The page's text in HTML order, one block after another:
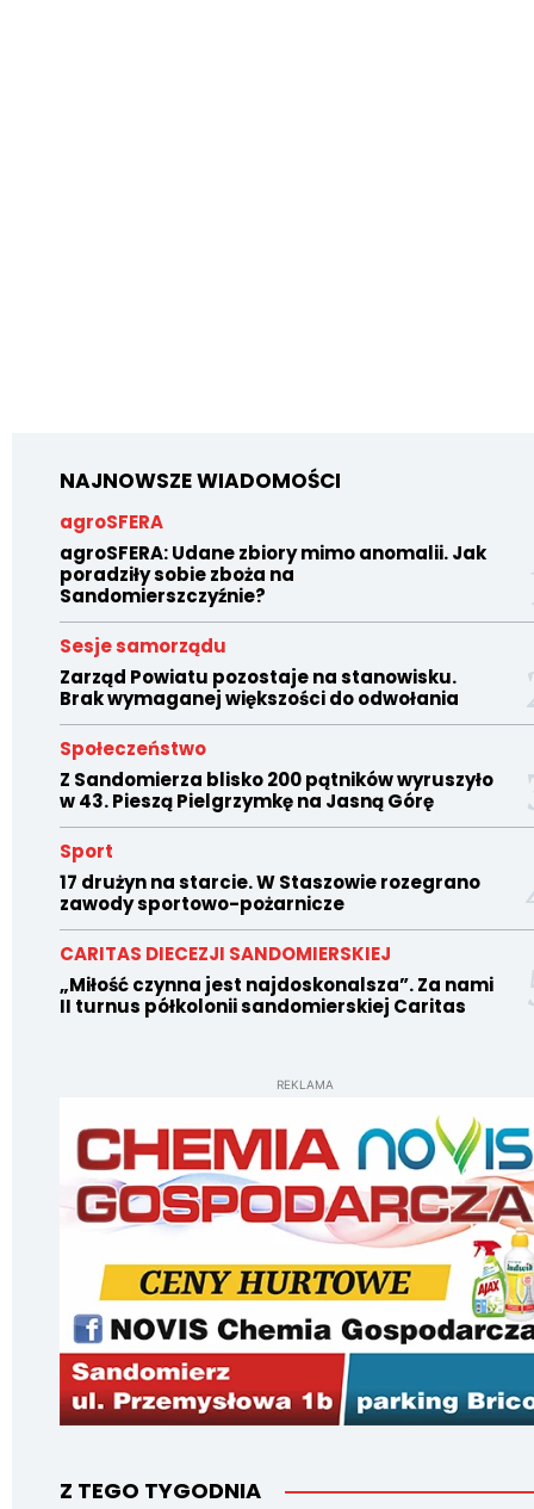
NAJNOWSZE WIADOMOŚCI
agroSFERA
agroSFERA: Udane zbiory mimo anomalii. Jak
poradziły sobie zboża na
Sandomierszczyźnie?
Sesje samorządu
Zarząd Powiatu pozostaje na stanowisku.
Brak wymaganej większości do odwołania
Społeczeństwo
Z Sandomierza blisko 200 pątników wyruszyło
w 43. Pieszą Pielgrzymkę na Jasną Górę
Sport
17 drużyn na starcie. W Staszowie rozegrano
zawody sportowo-pożarnicze
CARITAS DIECEZJI SANDOMIERSKIEJ
„Miłość czynna jest najdoskonalsza”. Za nami
II turnus półkolonii sandomierskiej Caritas
REKLAMA
Z TEGO TYGODNIA